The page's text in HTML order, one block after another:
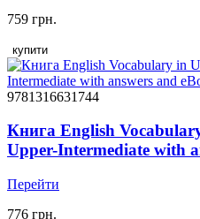
759 грн.
купити
9781316631744
Книга English
Upper-Intermediate with
Перейти
776 грн.